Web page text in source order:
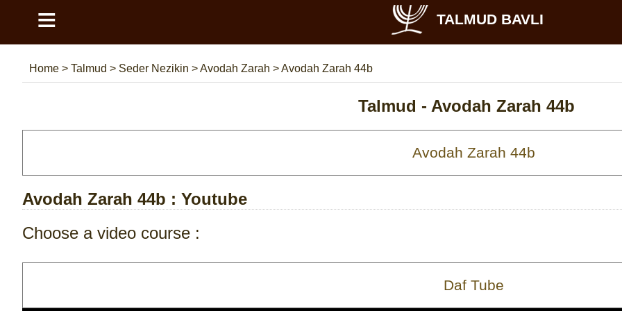
≡ TALMUD BAVLI
Home > Talmud > Seder Nezikin >Avodah Zarah >Avodah Zarah 44b
Talmud - Avodah Zarah 44b
Avodah Zarah 44b : Youtube
Choose a video course :